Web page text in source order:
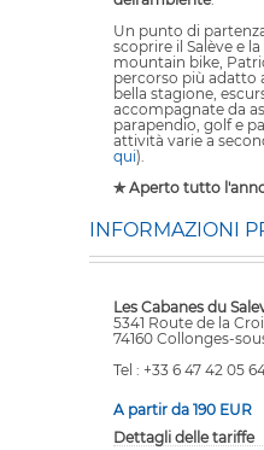
Un punto di
scoprire il Salève e
mountain bike,
percorso più adatto
bella stagione,
accompagnate da
parapendio, golf e
attività varie a
qui).
✯ Aperto tutto
INFORMAZIONI
Les Cabanes du
5341 Route de la
74160 Collonges-
Tel : +33 6 47 42 05
A partir da 190 EUR
Dettagli delle tariffe